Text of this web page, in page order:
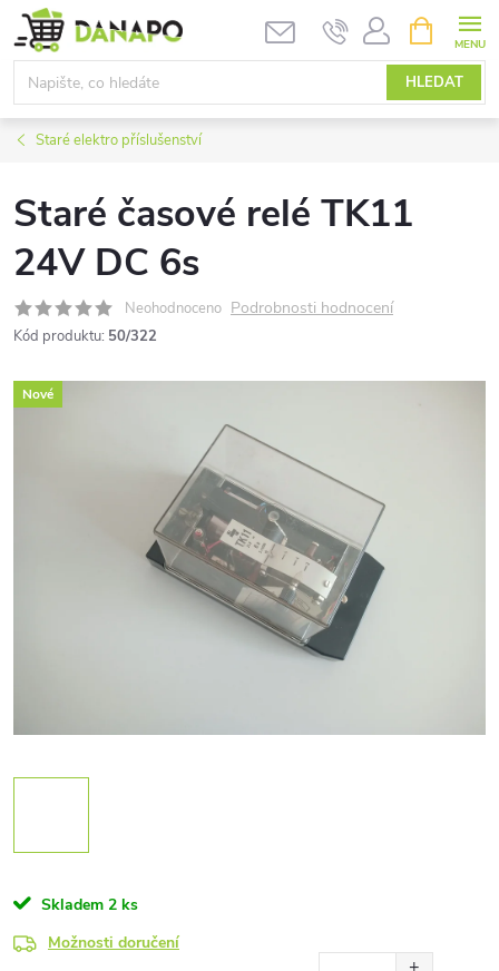
Přejít
na
obsah
HLEDAT
NÁKUPNÍ
KOŠÍK
Staré elektro příslušenství
Staré časové relé TK11
24V DC 6s
Neohodnoceno Podrobnosti hodnocení
Kód produktu: 50/322
Nové
Skladem 2 ks
Možnosti doručení